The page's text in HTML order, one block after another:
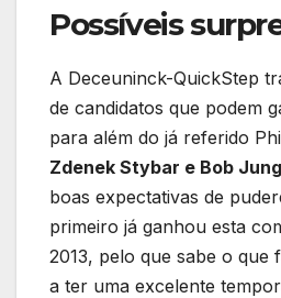
Possíveis
A Deceuninck-QuickStep
de candidatos que podem
para além do já referido
Zdenek Stybar e Bob
boas expectativas de
primeiro já ganhou esta
2013, pelo que sabe o que
a ter uma excelente